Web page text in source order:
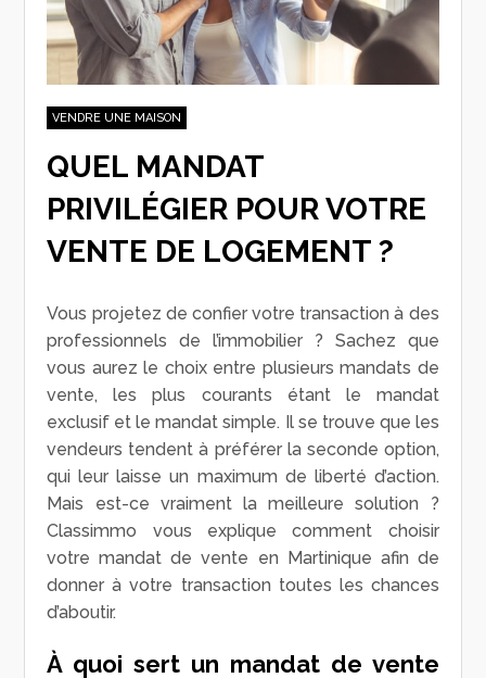
VENDRE UNE MAISON
QUEL MANDAT
PRIVILÉGIER POUR VOTRE
VENTE DE LOGEMENT ?
Vous projetez de confier votre transaction à des
professionnels de l’immobilier ? Sachez que
vous aurez le choix entre plusieurs mandats de
vente, les plus courants étant le mandat
exclusif et le mandat simple. Il se trouve que les
vendeurs tendent à préférer la seconde option,
qui leur laisse un maximum de liberté d’action.
Mais est-ce vraiment la meilleure solution ?
Classimmo vous explique comment choisir
votre mandat de vente en Martinique afin de
donner à votre transaction toutes les chances
d’aboutir.
À quoi sert un mandat de vente